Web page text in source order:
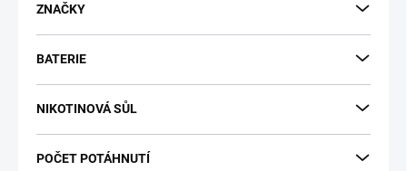
ZNAČKY
BATERIE
NIKOTINOVÁ SŮL
POČET POTÁHNUTÍ